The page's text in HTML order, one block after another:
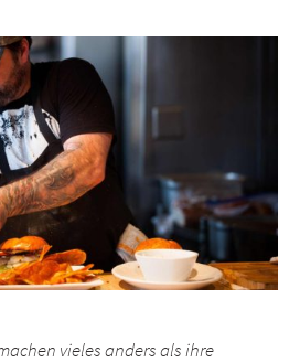
vieles anders als ihre